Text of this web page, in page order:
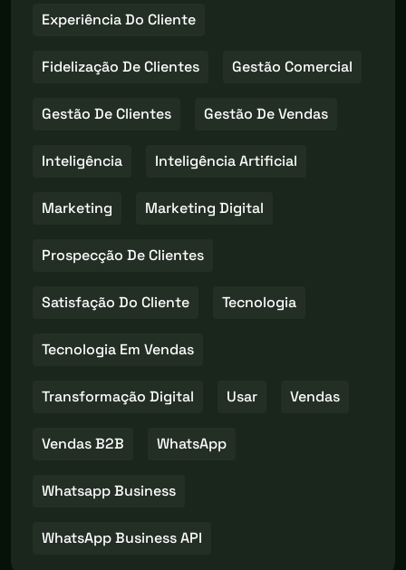
Experiência Do Cliente
Fidelização De Clientes Gestão Comercial
Gestão De Clientes Gestão De Vendas
Inteligência Inteligência Artificial
Marketing Marketing Digital
Prospecção De Clientes
Satisfação Do Cliente Tecnologia
Tecnologia Em Vendas
Transformação Digital Usar Vendas
Vendas B2B WhatsApp
Whatsapp Business
WhatsApp Business API